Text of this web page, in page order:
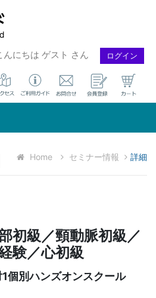
んにちは ゲスト さん ログイン
Home セミナー情報 詳細
初級／頸動脈初級／
験／心初級
個別ハンズオンスクール